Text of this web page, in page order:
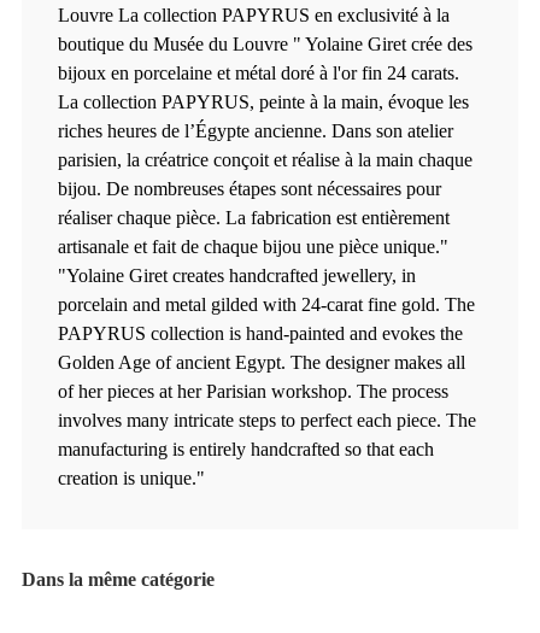
Louvre La collection PAPYRUS en exclusivité à la
boutique du Musée du Louvre " Yolaine Giret crée des
bijoux en porcelaine et métal doré à l'or fin 24 carats.
La collection PAPYRUS, peinte à la main, évoque les
riches heures de l’Égypte ancienne. Dans son atelier
parisien, la créatrice conçoit et réalise à la main chaque
bijou. De nombreuses étapes sont nécessaires pour
réaliser chaque pièce. La fabrication est entièrement
artisanale et fait de chaque bijou une pièce unique."
"Yolaine Giret creates handcrafted jewellery, in
porcelain and metal gilded with 24-carat fine gold. The
PAPYRUS collection is hand-painted and evokes the
Golden Age of ancient Egypt. The designer makes all
of her pieces at her Parisian workshop. The process
involves many intricate steps to perfect each piece. The
manufacturing is entirely handcrafted so that each
creation is unique."
Dans la même catégorie